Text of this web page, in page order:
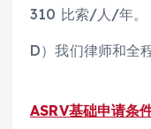
310 比索/人/年。
D）我们律师和全
ASRV基础申请条